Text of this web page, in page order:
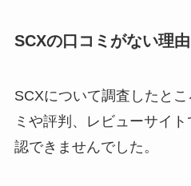
SCXの口コミがない理
SCXについて調査したと
ミや評判、レビューサイ
認できませんでした。